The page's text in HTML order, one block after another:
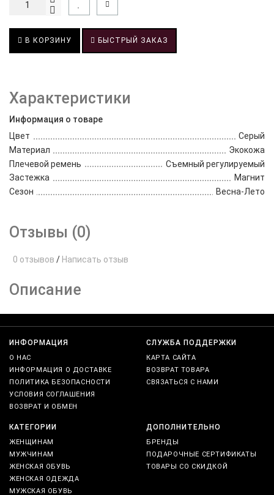
В КОРЗИНУ БЫСТРЫЙ ЗАКАЗ
Характеристики
Информация о товаре
Цвет
Серый
Материал
Экокожа
Плечевой ремень
Съемный регулируемый
Застежка
Магнит
Сезон
Весна-Лето
Отзывы (0)
0 отзывов / Написать отзыв
Описание
ИНФОРМАЦИЯ
О НАС
ИНФОРМАЦИЯ О ДОСТАВКЕ
ПОЛИТИКА БЕЗОПАСНОСТИ
УСЛОВИЯ СОГЛАШЕНИЯ
ВОЗВРАТ И ОБМЕН
СЛУЖБА ПОДДЕРЖКИ
КАРТА САЙТА
ВОЗВРАТ ТОВАРА
СВЯЗАТЬСЯ С НАМИ
КАТЕГОРИИ
ЖЕНЩИНАМ
МУЖЧИНАМ
ЖЕНСКАЯ ОБУВЬ
ЖЕНСКАЯ ОДЕЖДА
МУЖСКАЯ ОБУВЬ
ДОПОЛНИТЕЛЬНО
БРЕНДЫ
ПОДАРОЧНЫЕ СЕРТИФИКАТЫ
ТОВАРЫ СО СКИДКОЙ